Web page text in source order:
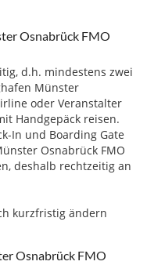
Osnabrück FMO
d.h. mindestens zwei
Münster
oder Veranstalter
Handgepäck reisen.
In und Boarding Gate
Osnabrück FMO
deshalb rechtzeitig an
kurzfristig ändern
Osnabrück FMO